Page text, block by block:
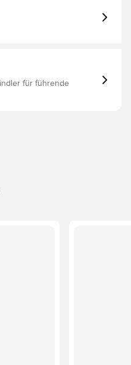
für führende